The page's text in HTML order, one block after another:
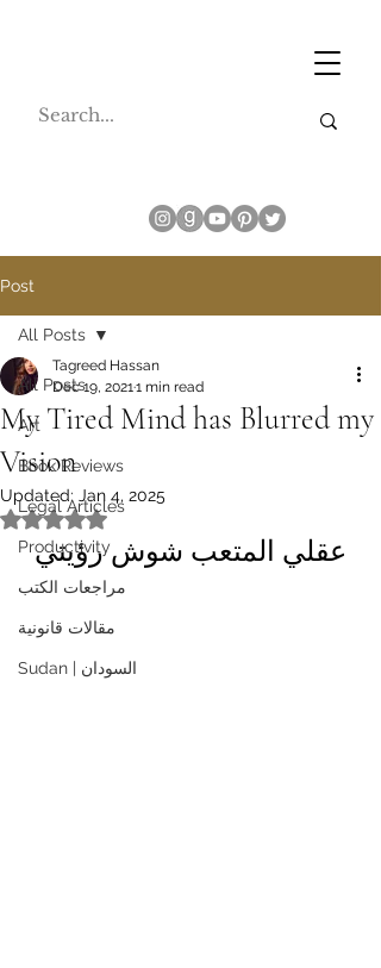
Post
All Posts
Art
Book Reviews
Legal Articles
Productivity
مراجعات الكتب
مقالات قانونية
Sudan | السودان
All Posts
My Tired Mind has Blurred my
Vision
Tagreed Hassan
Dec 19, 20211 min read
Updated: Jan 4, 2025
Rated NaN out of 5 stars.
عقلي المتعب شوش رؤيتي